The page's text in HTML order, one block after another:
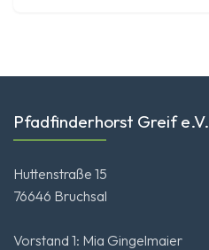
Pfadfinderhorst Greif e.V.
Huttenstraße 15
76646 Bruchsal
Vorstand 1: Mia Gingelmaier